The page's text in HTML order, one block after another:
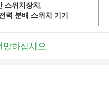
스위치장치,
력 분배 스위치 기기
망하십시오